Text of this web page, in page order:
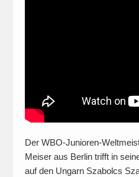
Der WBO-Junioren-
Meiser aus Berlin trifft in
auf den Ungarn Szabolcs